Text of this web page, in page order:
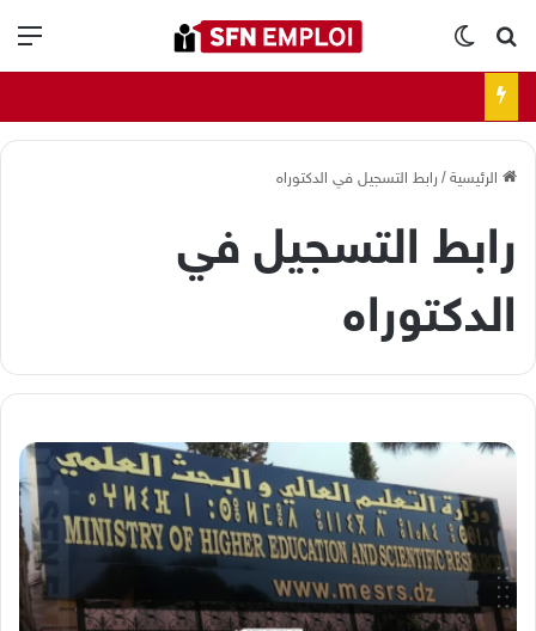
بحث عنالوضع المظلم
الرئيسية/ رابط التسجيل في الدكتوراه
رابط التسجيل في
الدكتوراه